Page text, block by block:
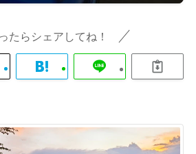
たらシェアしてね！